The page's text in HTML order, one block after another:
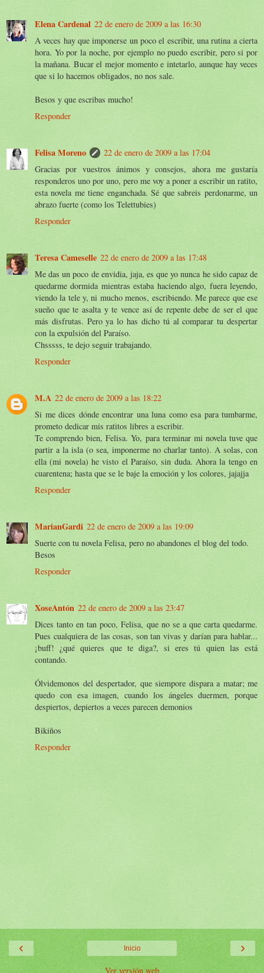
Elena Cardenal 22 de enero de 2009 a las 16:30
A veces hay que imponerse un poco el escribir, una rutina a cierta
hora. Yo por la noche, por ejemplo no puedo escribir, pero si por
la mañana. Bucar el mejor momento e intetarlo, aunque hay veces
que si lo hacemos obligados, no nos sale.
Besos y que escribas mucho!
Responder
Felisa Moreno
22 de enero de 2009 a las 17:04
Gracias por vuestros ánimos y consejos, ahora me gustaría
responderos uno por uno, pero me voy a poner a escribir un ratito,
esta novela me tiene enganchada. Sé que sabreis perdonarme, un
abrazo fuerte (como los Telettubies)
Responder
Teresa Cameselle 22 de enero de 2009 a las 17:48
Me das un poco de envidia, jaja, es que yo nunca he sido capaz de
quedarme dormida mientras estaba haciendo algo, fuera leyendo,
viendo la tele y, ni mucho menos, escribiendo. Me parece que ese
sueño que te asalta y te vence así de repente debe de ser el que
más disfrutas. Pero ya lo has dicho tú al comparar tu despertar
con la expulsión del Paraíso.
Chsssss, te dejo seguir trabajando.
Responder
M.A 22 de enero de 2009 a las 18:22
Si me dices dónde encontrar una luna como esa para tumbarme,
prometo dedicar mis ratitos libres a escribir.
Te comprendo bien, Felisa. Yo, para terminar mi novela tuve que
partir a la isla (o sea, imponerme no charlar tanto). A solas, con
ella (mi novela) he visto el Paraíso, sin duda. Ahora la tengo en
cuarentena; hasta que se le baje la emoción y los colores, jajajja
Responder
MarianGardi 22 de enero de 2009 a las 19:09
Suerte con tu novela Felisa, pero no abandones el blog del todo.
Besos
Responder
XoseAntón 22 de enero de 2009 a las 23:47
Dices tanto en tan poco, Felisa, que no se a que carta quedarme.
Pues cualquiera de las cosas, son tan vivas y darían para hablar...
¡buff! ¿qué quieres que te diga?, si eres tú quien las está
contando.
Ólvidemonos del despertador, que siempore dispara a matar; me
quedo con esa imagen, cuando los ángeles duermen, porque
despiertos, depiertos a veces parecen demonios
Bikiños
Responder
‹ ›
Inicio
Ver versión web